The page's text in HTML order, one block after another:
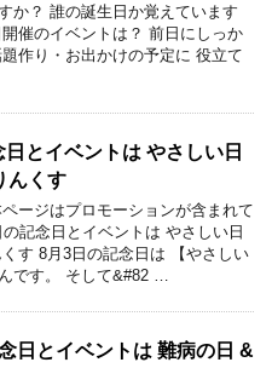
か？ 誰の誕生日か覚えています
催のイベントは？ 前日にしっか
作り・お出かけの予定に 役立て
とイベントは やさしい日
んくす
ージはプロモーションが含まれて
記念日とイベントは やさしい日
す 8月3日の記念日は 【やさしい
です。 そして&#82 …
日とイベントは 難病の日 &